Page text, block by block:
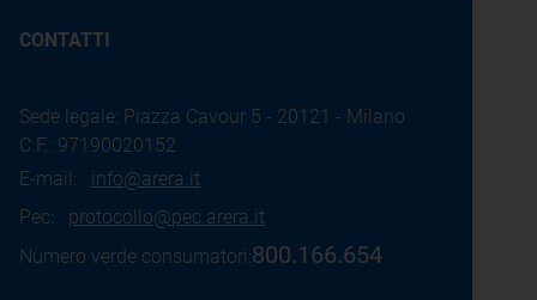
CONTATTI
Sede legale: Piazza Cavour 5 - 20121 - Milano
C.F.: 97190020152
E-mail: info@arera.it
Pec: protocollo@pec.arera.it
Numero verde consumatori:800.166.654